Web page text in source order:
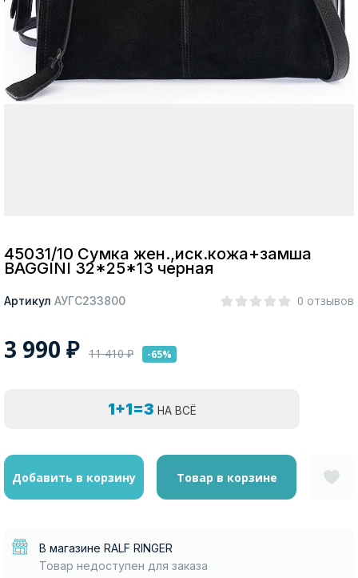
Покупателям
45031/10 Сумка жен.,иск.кожа+замша
BAGGINI 32*25*13 черная
Артикул АУГС233800 0 отзывов
3 990 ₽ 11 410₽ -65%
1+1=3 НА ВСЁ
Добавить в корзину Товар в корзине
В магазине RALF RINGER
Товар недоступен для заказа